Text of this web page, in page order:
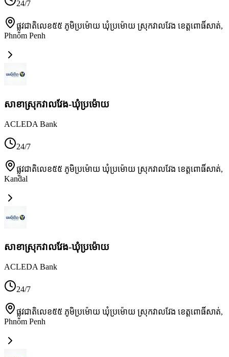
24/7
ផ្លូវជាតិលេខ៥៥ ភូមិប្រម៉ោយ ឃុំប្រម៉ោយ ស្រុកវាលវែង ខេត្តពោធិ៍សាត់,
Phnom Penh
សាខាស្រុកវាលវែង-ឃុំប្រម៉ោយ
ACLEDA Bank
24/7
ផ្លូវជាតិលេខ៥៥ ភូមិប្រម៉ោយ ឃុំប្រម៉ោយ ស្រុកវាលវែង ខេត្តពោធិ៍សាត់,
Kandal
សាខាស្រុកវាលវែង-ឃុំប្រម៉ោយ
ACLEDA Bank
24/7
ផ្លូវជាតិលេខ៥៥ ភូមិប្រម៉ោយ ឃុំប្រម៉ោយ ស្រុកវាលវែង ខេត្តពោធិ៍សាត់,
Phnom Penh